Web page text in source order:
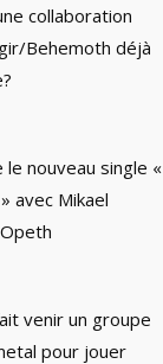
collaboration
Behemoth déjà
le nouveau single «
avec Mikael
venir un groupe
pour jouer